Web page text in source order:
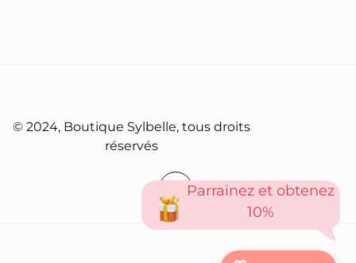
© 2024, Boutique Sylbelle, tous droits
réservés
© 2024, Boutique Sylbelle, tous droits réservés
Parrainez et obtenez
10%